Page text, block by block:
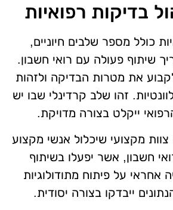
בדיקות רפואיות
כולל מספר שלבים חיוניים,
שיתוף פעולה עם רואי חשבון.
את מטרות הבדיקה ולזהות
זהו שלב קרדינלי שבו יש
ייקלט בצורה מדויקת.
מקצועי שיכלול אנשי מקצוע
חשבון, אשר יפעלו בשיתוף
אחראי על פיתוח מתודולוגיות
ייבדקו בצורה יסודית.